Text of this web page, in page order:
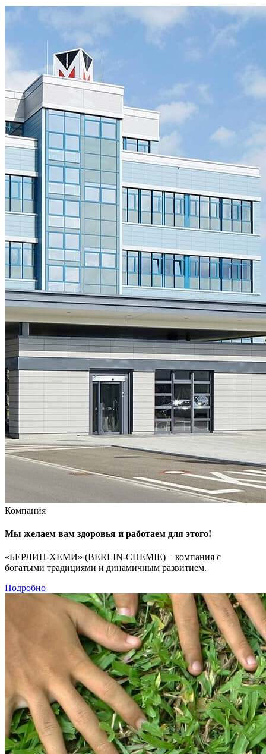
Компания
Мы желаем вам здоровья и работаем для этого!
«БЕРЛИН-ХЕМИ» (BERLIN-CHEMIE) – компания с
богатыми традициями и динамичным развитием.
Подробно